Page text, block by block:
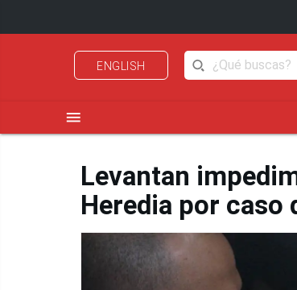
ENGLISH
menu
Levantan
Heredia por caso